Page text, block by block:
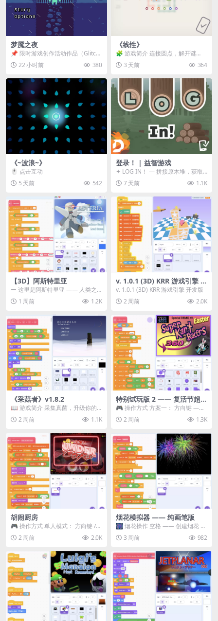
梦魇之夜
📌 限时游戏创作活动作品（Glitch
Game Jam） 📖 故事背景 怪物四...
22 小时前 380
《线性》
🧩 游戏简介 连接圆点，解开谜
题。 ⚠️ 重要提示 所有关卡均可通
关，请确保使用...
3 天前 364
《~波浪~》
🖱️ 点击互动
5 天前
542
登录！ | 益智游戏
✦ LOG IN！ — 拼接原木堆，获取
分数！ ᑕ☲◎ ᑕ☲◎ ᑕ☲◎ ᑕ☲◎ ...
7 天前 1.1K
【3D】阿斯特里亚
ー 这里是阿斯特里亚 —— 人类之
罪与未来希望交汇之地 📖 游戏简
介 《阿斯特里...
1 周前 1.2K
v. 1.0.1 (3D) KRR 游戏引擎 开
发版
v. 1.0.1 (3D) KRR 游戏引擎 开发版
2 周前
2.0K
《采菇者》v1.8.2
📖 游戏简介 采集真菌，升级你的
机体，并前往未知领域探索。 这是
一款静谧的探索冒...
2 周前 1.1K
特别试玩版 2 —— 复活节超级
卡丁车赛
🎮 操作方式 方案一： 方向键 ——
移动 Z —— 跳跃 / 漂移 方案二： ...
2 周前 1.3K
胡闹厨房
🎮 操作方式 单人模式： 方向键 /
WASD —— 移动 Z / K —— 抓...
2 周前 2.0K
烟花模拟器 —— 纯画笔版
🎆 烟花操作 空格 —— 创建烟花 1
~ 3 —— 切换烟花类型 普通烟花
嘶...3 周前 982